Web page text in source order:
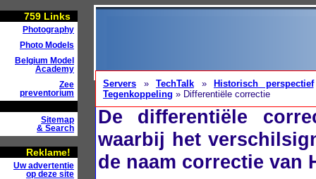
759 Links
Photography
Photo Models
Belgium Model
Academy
Zee
preventorium
Sitemap
& Search
Reklame!
Uw advertentie
op deze site
Servers » TechTalk » Historisch perspectief
Tegenkoppeling » Differentiële correctie
De differentiële
waarbij het
de naam correctie van